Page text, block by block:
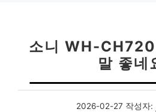
소니 WH-
말 좋네
2026-02-27 작성자: